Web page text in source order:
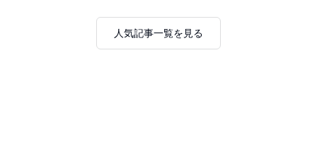
人気記事一覧を見る